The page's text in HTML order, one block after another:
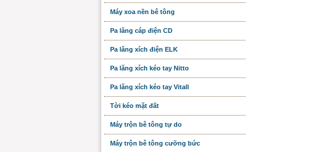
Máy xoa nền bê tông
Pa lăng cáp điện CD
Pa lăng xích điện ELK
Pa lăng xích kéo tay Nitto
Pa lăng xích kéo tay Vitall
Tời kéo mặt đất
Máy trộn bê tông tự do
Máy trộn bê tông cưỡng bức